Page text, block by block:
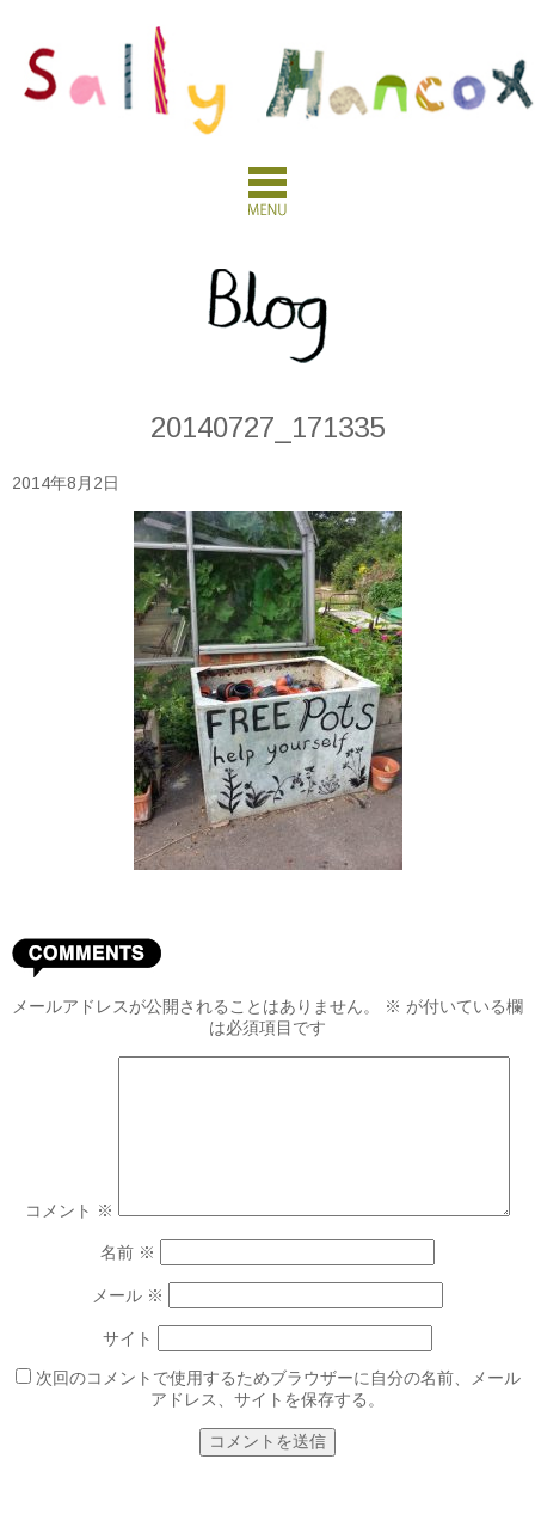
20140727_171335
2014年8月2日
メールアドレスが公開されることはありません。 ※ が付いている欄
は必須項目です
コメント ※
名前 ※
メール ※
サイト
次回のコメントで使用するためブラウザーに自分の名前、メール
アドレス、サイトを保存する。